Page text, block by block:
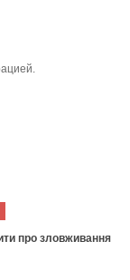
про зловживання